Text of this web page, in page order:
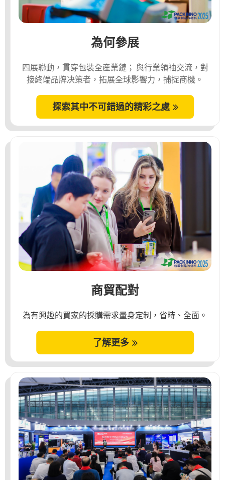
為何參展
四展聯動，貫穿包裝全産業鏈； 與行業領袖交流，對
接終端品牌决策者，拓展全球影響力，捕捉商機。
探索其中不可錯過的精彩之處
商貿配對
為有興趣的買家的採購需求量身定制，省時、全面。
了解更多